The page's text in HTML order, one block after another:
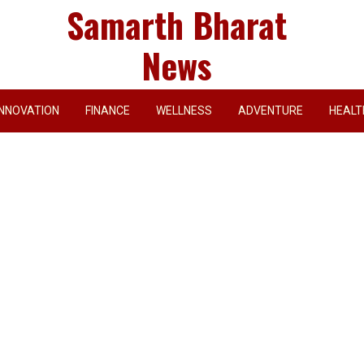
Samarth Bharat
News
INNOVATION FINANCE WELLNESS ADVENTURE